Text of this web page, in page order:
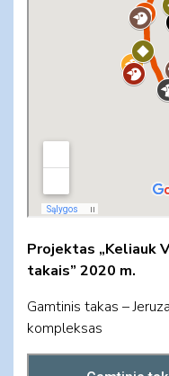
Projektas „Keliauk
takais” 2020 m.
​Gamtinis takas –
kompleksas